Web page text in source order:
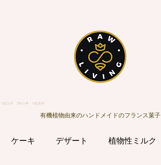
ビング フレンチ リビエラ
有機植物由来のハンドメイドのフランス菓子
ケーキ デザート 植物性ミルク